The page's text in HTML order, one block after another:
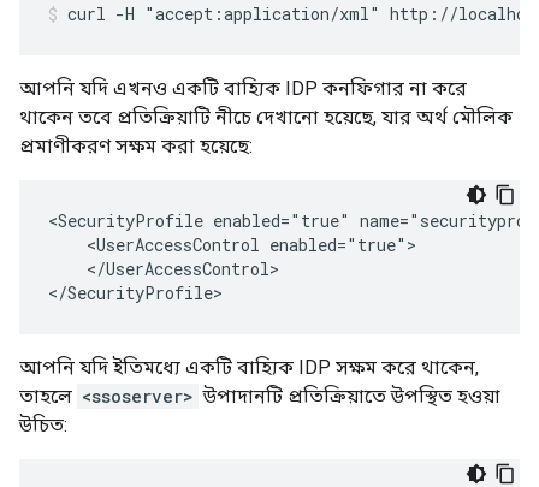
curl -H "accept:application/xml" http://
আপনি যদি এখনও একটি বাহ্যিক IDP কনফিগার না করে
থাকেন তবে প্রতিক্রিয়াটি নীচে দেখানো হয়েছে, যার অর্থ মৌলিক
প্রমাণীকরণ সক্ষম করা হয়েছে:
<SecurityProfile enabled="true"
    <UserAccessControl enabled="true">
    </UserAccessControl>
</SecurityProfile>
আপনি যদি ইতিমধ্যে একটি বাহ্যিক IDP সক্ষম করে থাকেন,
তাহলে <ssoserver> উপাদানটি প্রতিক্রিয়াতে উপস্থিত হওয়া
উচিত: